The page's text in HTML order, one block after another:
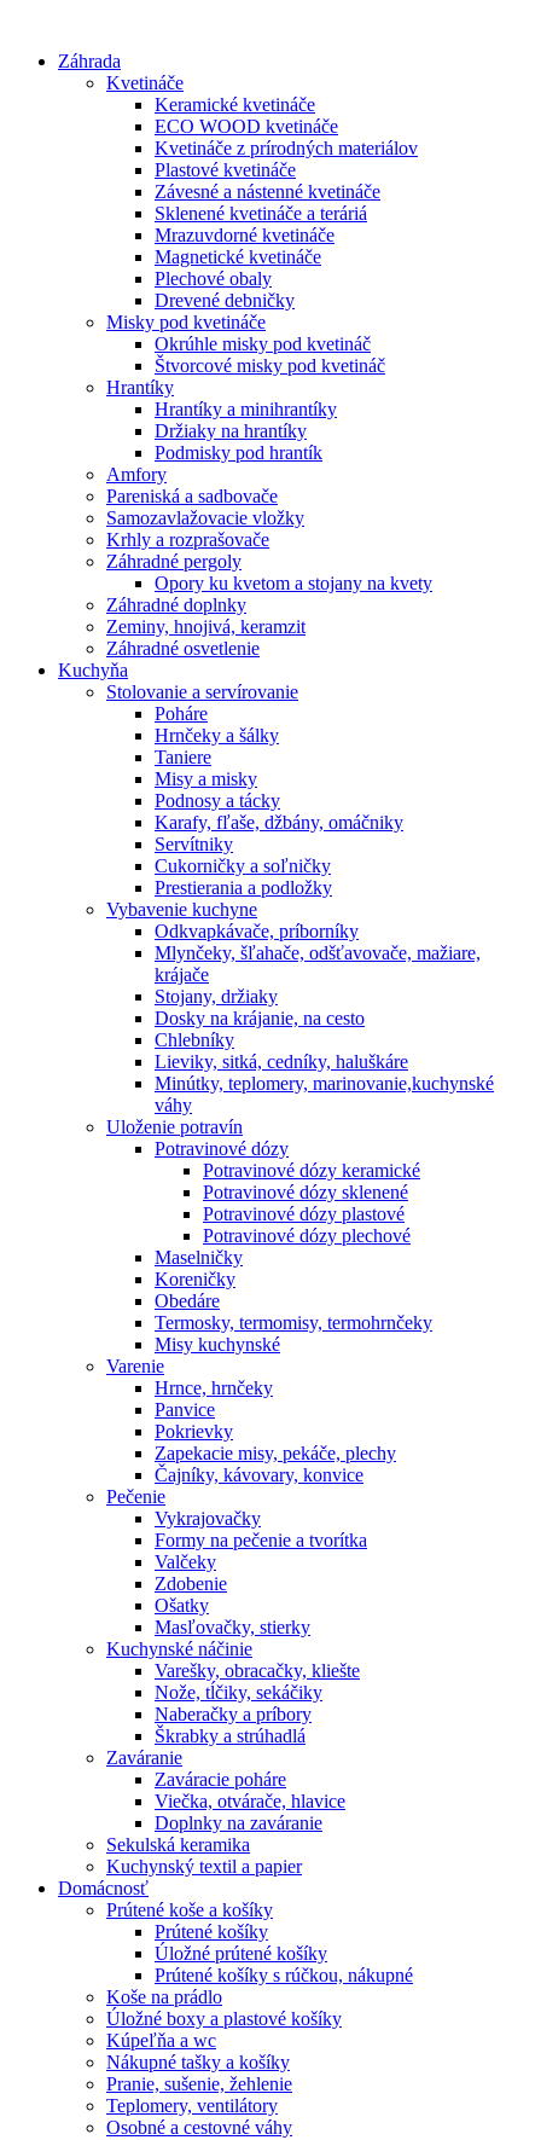
obsah
Záhrada
Kvetináče
Keramické kvetináče
ECO WOOD kvetináče
Kvetináče z prírodných materiálov
Plastové kvetináče
Závesné a nástenné kvetináče
Sklenené kvetináče a teráriá
Mrazuvdorné kvetináče
Magnetické kvetináče
Plechové obaly
Drevené debničky
Misky pod kvetináče
Okrúhle misky pod kvetináč
Štvorcové misky pod kvetináč
Hrantíky
Hrantíky a minihrantíky
Držiaky na hrantíky
Podmisky pod hrantík
Amfory
Pareniská a sadbovače
Samozavlažovacie vložky
Krhly a rozprašovače
Záhradné pergoly
Opory ku kvetom a stojany na kvety
Záhradné doplnky
Zeminy, hnojivá, keramzit
Záhradné osvetlenie
Kuchyňa
Stolovanie a servírovanie
Poháre
Hrnčeky a šálky
Taniere
Misy a misky
Podnosy a tácky
Karafy, fľaše, džbány, omáčniky
Servítniky
Cukorničky a soľničky
Prestierania a podložky
Vybavenie kuchyne
Odkvapkávače, príborníky
Mlynčeky, šľahače, odšťavovače, mažiare,
krájače
Stojany, držiaky
Dosky na krájanie, na cesto
Chlebníky
Lieviky, sitká, cedníky, haluškáre
Minútky, teplomery, marinovanie,kuchynské
váhy
Uloženie potravín
Potravinové dózy
Potravinové dózy keramické
Potravinové dózy sklenené
Potravinové dózy plastové
Potravinové dózy plechové
Maselničky
Koreničky
Obedáre
Termosky, termomisy, termohrnčeky
Misy kuchynské
Varenie
Hrnce, hrnčeky
Panvice
Pokrievky
Zapekacie misy, pekáče, plechy
Čajníky, kávovary, konvice
Pečenie
Vykrajovačky
Formy na pečenie a tvorítka
Valčeky
Zdobenie
Ošatky
Masľovačky, stierky
Kuchynské náčinie
Varešky, obracačky, kliešte
Nože, tĺčiky, sekáčiky
Naberačky a príbory
Škrabky a strúhadlá
Zaváranie
Zaváracie poháre
Viečka, otvárače, hlavice
Doplnky na zaváranie
Sekulská keramika
Kuchynský textil a papier
Domácnosť
Prútené koše a košíky
Prútené košíky
Úložné prútené košíky
Prútené košíky s rúčkou, nákupné
Koše na prádlo
Úložné boxy a plastové košíky
Kúpeľňa a wc
Nákupné tašky a košíky
Pranie, sušenie, žehlenie
Teplomery, ventilátory
Osobné a cestovné váhy